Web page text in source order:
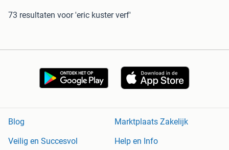
73 resultaten voor 'eric kuster verf'
Blog
Marktplaats Zakelijk
Veilig en Succesvol
Help en Info